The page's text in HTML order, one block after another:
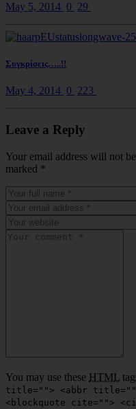
May 5, 2014 0 29
Συγκρίσεις…..!!
May 4, 2014 0 223
Leave a Reply
Your email address will not
marked *
You may use these HTML
title=""> <abbr
<blockquote cite="">